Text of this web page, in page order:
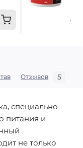
1
Отзывов 5
специально
питания и
не только